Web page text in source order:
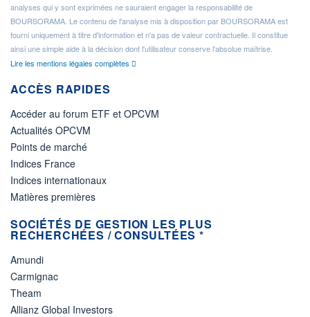
analyses qui y sont exprimées ne sauraient engager la responsabilité de
BOURSORAMA. Le contenu de l'analyse mis à disposition par BOURSORAMA est
fourni uniquement à titre d'information et n'a pas de valeur contractuelle. Il constitue
ainsi une simple aide à la décision dont l'utilisateur conserve l'absolue maîtrise.
Lire les mentions légales complètes
ACCÈS RAPIDES
Accéder au forum ETF et OPCVM
Actualités OPCVM
Points de marché
Indices France
Indices internationaux
Matières premières
SOCIÉTÉS DE GESTION LES PLUS
RECHERCHÉES / CONSULTÉES *
Amundi
Carmignac
Theam
Allianz Global Investors